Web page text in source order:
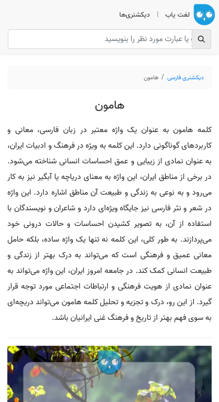
لغت یاب | دیکشنری‌ها
دیکشنری فارسی هامون
هامون
کلمه هامون به عنوان یک واژه معتبر در زبان فارسی، معانی و
کاربردهای گوناگونی دارد. این کلمه به ویژه در فرهنگ و ادبیات ایران،
به عنوان نمادی از زیبایی و عمق احساسات انسانی شناخته می‌شود.
در برخی از مناطق ایران، این واژه به معنای دریاچه یا آبگیر نیز به کار
می‌رود و به نوعی به زندگی و طبیعت آن مناطق اشاره دارد. این واژه
در شعر و نثر فارسی نیز جایگاه ویژه‌ای دارد و شاعران و نویسندگان با
استفاده از آن، به تصویر کشیدن احساسات و حالات درونی خود
می‌پردازند. به طور کلی، این کلمه نه تنها یک واژه ساده، بلکه حامل
معانی عمیق و فرهنگی است که می‌تواند به درک بهتر از زندگی و
طبیعت انسانی کمک کند. در جامعه امروز ایران، این واژه می‌تواند به
عنوان نمادی از هویت فرهنگی و ارتباطات اجتماعی مورد توجه قرار
گیرد. از این رو، درک و تجزیه و تحلیل کلمه هامون می‌تواند دریچه‌ای
به سوی فهم بهتر از تاریخ و فرهنگ غنی ایرانیان باشد.